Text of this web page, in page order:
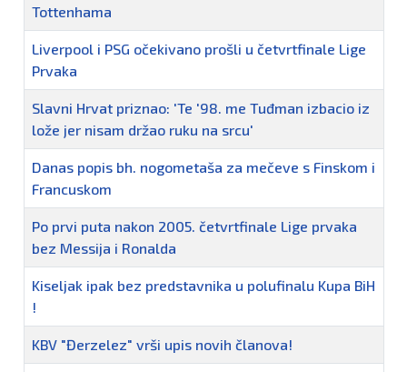
Tottenhama
Liverpool i PSG očekivano prošli u četvrtfinale Lige
Prvaka
Slavni Hrvat priznao: 'Te '98. me Tuđman izbacio iz
lože jer nisam držao ruku na srcu'
Danas popis bh. nogometaša za mečeve s Finskom i
Francuskom
Po prvi puta nakon 2005. četvrtfinale Lige prvaka
bez Messija i Ronalda
Kiseljak ipak bez predstavnika u polufinalu Kupa BiH
!
KBV "Đerzelez" vrši upis novih članova!